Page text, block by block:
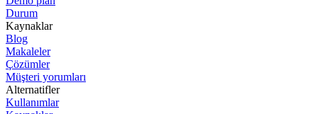
Durum
Kaynaklar
Blog
Makaleler
Çözümler
Müşteri yorumları
Alternatifler
Kullanımlar